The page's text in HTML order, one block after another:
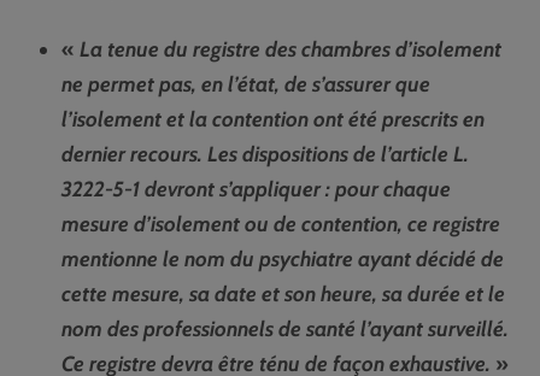
« La tenue du registre des chambres d’isolement
ne permet pas, en l’état, de s’assurer que
l’isolement et la contention ont été prescrits en
dernier recours. Les dispositions de l’article L.
3222-5-1 devront s’appliquer : pour chaque
mesure d’isolement ou de contention, ce registre
mentionne le nom du psychiatre ayant décidé de
cette mesure, sa date et son heure, sa durée et le
nom des professionnels de santé l’ayant surveillé.
Ce registre devra être ténu de façon exhaustive. »